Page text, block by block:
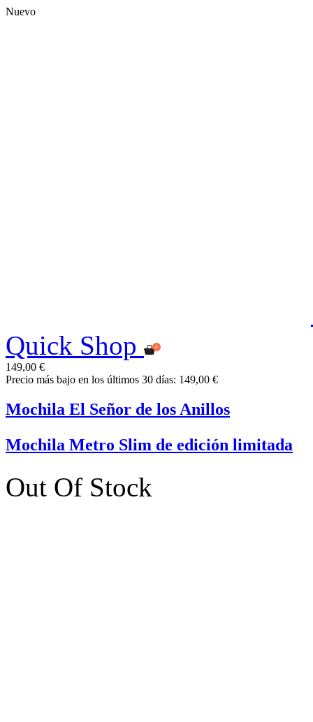
Nuevo
Quick Shop
149,00 €
Precio más bajo en los últimos 30 días: 149,00 €
Mochila El Señor de los Anillos
Mochila Metro Slim de edición limitada
Out Of Stock